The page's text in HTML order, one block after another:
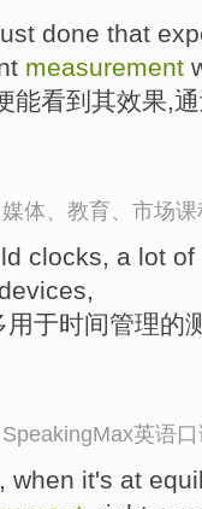
done that
measurement
能看到其效果,
体、教育、市场
clocks, a lot
devices,
用于时间管理的
英语
when it's at